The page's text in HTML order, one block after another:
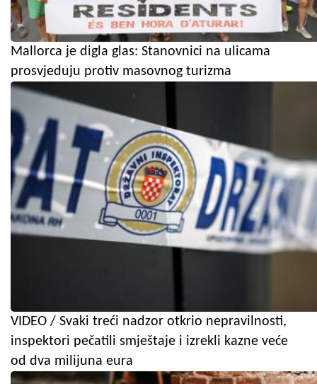
Mallorca je digla glas: Stanovnici na ulicama
prosvjeduju protiv masovnog turizma
VIDEO / Svaki treći nadzor otkrio nepravilnosti,
inspektori pečatili smještaje i izrekli kazne veće
od dva milijuna eura